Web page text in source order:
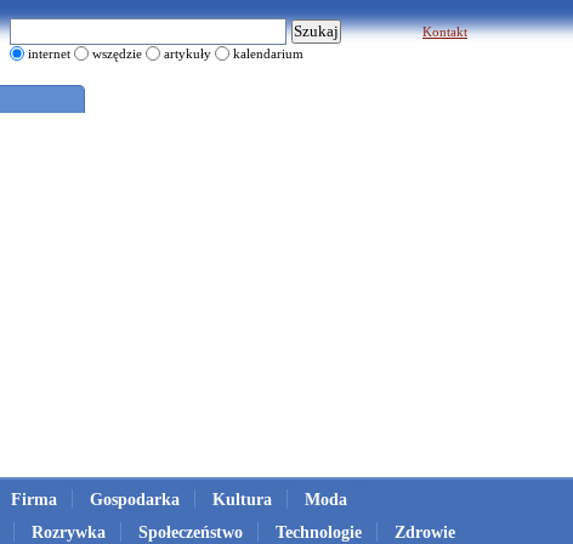
internet wszędzie artykuły kalendarium
Kontakt
Firma Gospodarka Kultura
Moda
Rozrywka Społeczeństwo Technologie Zdrowie